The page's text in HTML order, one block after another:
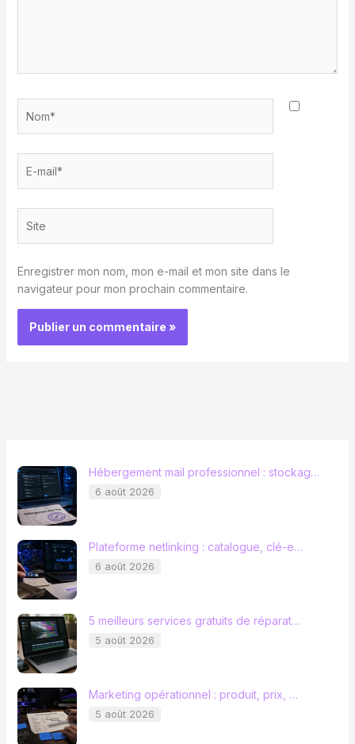
mail*
Enregistrer mon nom, mon e-mail et mon site dans le
navigateur pour mon prochain commentaire.
Hébergement mail professionnel : stockag…
6 août 2026
Plateforme netlinking : catalogue, clé-e…
6 août 2026
5 meilleurs services gratuits de réparat…
5 août 2026
Marketing opérationnel : produit, prix, …
5 août 2026